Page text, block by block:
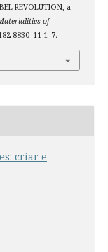
REVOLUTION, a
of
8830_11-1_7.
criar e